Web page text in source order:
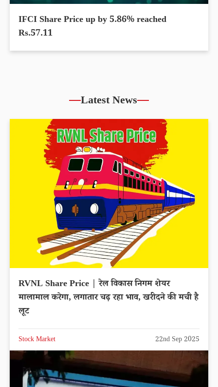
IFCI Share Price up by 5.86% reached
Rs.57.11
Latest News
RVNL Share Price | रेल विकास निगम शेयर
मालामाल करेगा, लगातार चढ़ रहा भाव, खरीदने की मची है
लूट
Stock Market 22nd Sep 2025